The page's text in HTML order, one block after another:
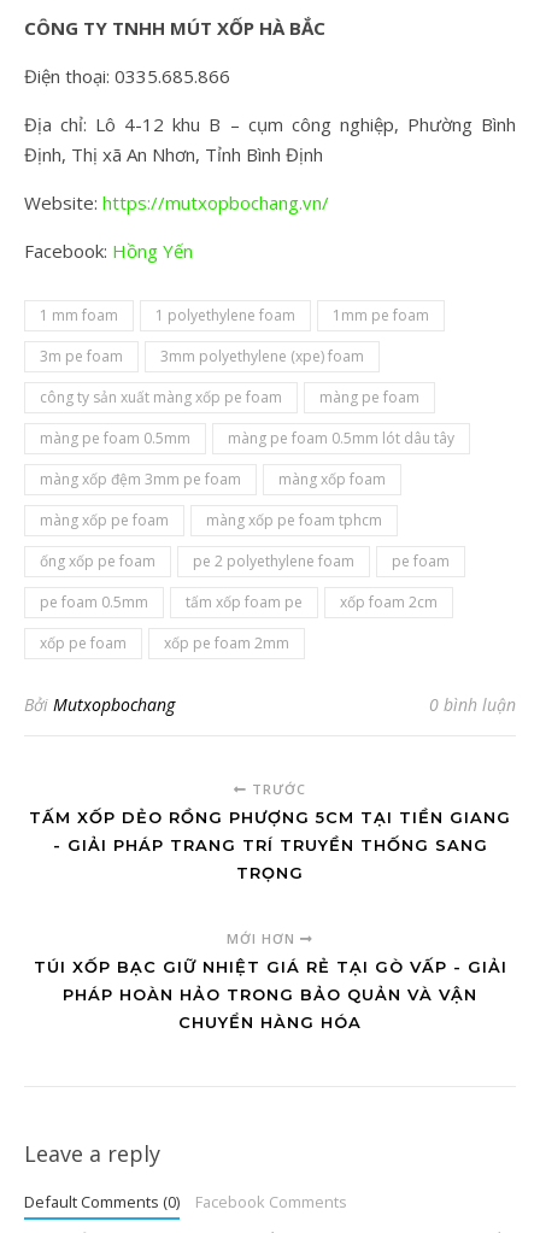
CÔNG TY TNHH MÚT XỐP HÀ BẮC
Điện thoại: 0335.685.866
Địa chỉ: Lô 4-12 khu B – cụm công nghiệp, Phường Bình
Định, Thị xã An Nhơn, Tỉnh Bình Định
Website: https://mutxopbochang.vn/
Facebook: Hồng Yến
1 mm foam 1 polyethylene foam
1mm pe foam
3m pe foam
3mm polyethylene (xpe) foam
công ty sản xuất màng xốp pe foam
màng pe foam
màng pe foam 0.5mm
màng pe foam 0.5mm lót dâu tây
màng xốp đệm 3mm pe foam
màng xốp foam
màng xốp pe foam
màng xốp pe foam tphcm
ống xốp pe foam
pe 2 polyethylene foam
pe foam
pe foam 0.5mm
tấm xốp foam pe
xốp foam 2cm
xốp pe foam
xốp pe foam 2mm
Bởi Mutxopbochang 0 bình luận
TRƯỚC
TẤM XỐP DẺO RỒNG PHƯỢNG 5CM TẠI TIỀN GIANG
- GIẢI PHÁP TRANG TRÍ TRUYỀN THỐNG SANG
TRỌNG
MỚI HƠN
TÚI XỐP BẠC GIỮ NHIỆT GIÁ RẺ TẠI GÒ VẤP - GIẢI
PHÁP HOÀN HẢO TRONG BẢO QUẢN VÀ VẬN
CHUYỂN HÀNG HÓA
Leave a reply
Default Comments (0) Facebook Comments